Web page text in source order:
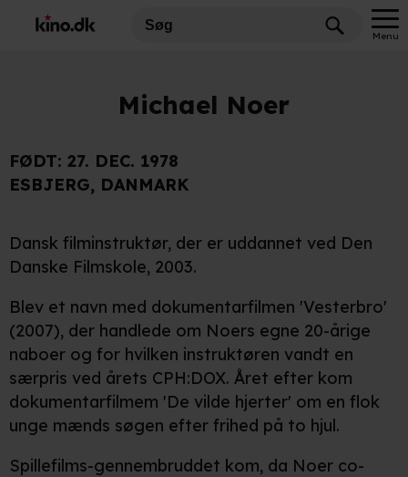
Menu
Michael Noer
FØDT: 27. DEC. 1978
ESBJERG, DANMARK
Dansk filminstruktør, der er uddannet ved Den
Danske Filmskole, 2003.
Blev et navn med dokumentarfilmen 'Vesterbro'
(2007), der handlede om Noers egne 20-årige
naboer og for hvilken instruktøren vandt en
særpris ved årets CPH:DOX. Året efter kom
dokumentarfilmem 'De vilde hjerter' om en flok
unge mænds søgen efter frihed på to hjul.
Spillefilms-gennembruddet kom, da Noer co-